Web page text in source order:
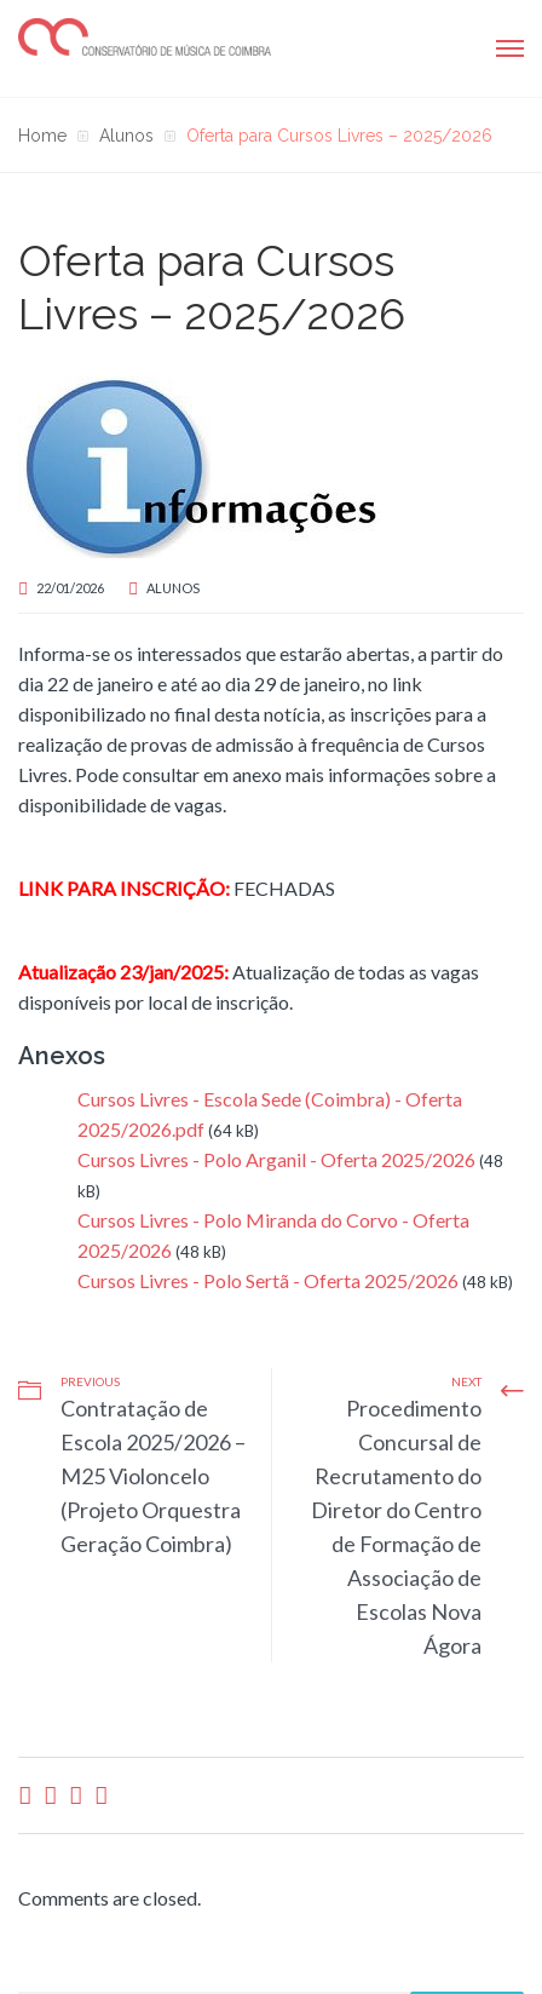
Home Alunos Oferta para Cursos Livres – 2025/2026
Oferta para Cursos
Livres – 2025/2026
22/01/2026 ALUNOS
Informa-se os interessados que estarão abertas, a partir do
dia 22 de janeiro e até ao dia 29 de janeiro, no link
disponibilizado no final desta notícia, as inscrições para a
realização de provas de admissão à frequência de Cursos
Livres. Pode consultar em anexo mais informações sobre a
disponibilidade de vagas.
LINK PARA INSCRIÇÃO: FECHADAS
Atualização 23/jan/2025:Atualização de todas as vagas
disponíveis por local de inscrição.
Anexos
Cursos Livres - Escola Sede (Coimbra) - Oferta
2025/2026.pdf(64 kB)
Cursos Livres - Polo Arganil - Oferta 2025/2026 (48
kB)
Cursos Livres - Polo Miranda do Corvo - Oferta
2025/2026 (48 kB)
Cursos Livres - Polo Sertã - Oferta 2025/2026 (48 kB)
PREVIOUS
Contratação de
Escola 2025/2026 –
M25 Violoncelo
(Projeto Orquestra
Geração Coimbra)
NEXT
Procedimento
Concursal de
Recrutamento do
Diretor do Centro
de Formação de
Associação de
Escolas Nova
Ágora
Comments are closed.